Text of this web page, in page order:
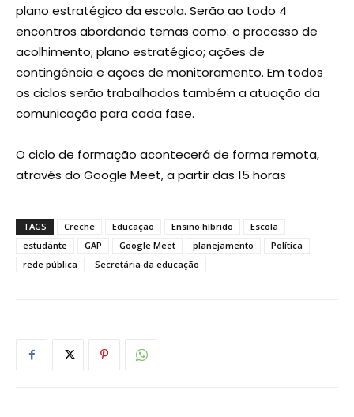
plano estratégico da escola. Serão ao todo 4
encontros abordando temas como: o processo de
acolhimento; plano estratégico; ações de
contingência e ações de monitoramento. Em todos
os ciclos serão trabalhados também a atuação da
comunicação para cada fase.
O ciclo de formação acontecerá de forma remota,
através do Google Meet, a partir das 15 horas
TAGS Creche Educação Ensino híbrido
Escola
estudante
GAP Google Meet planejamento
Política
rede pública
Secretária da educação